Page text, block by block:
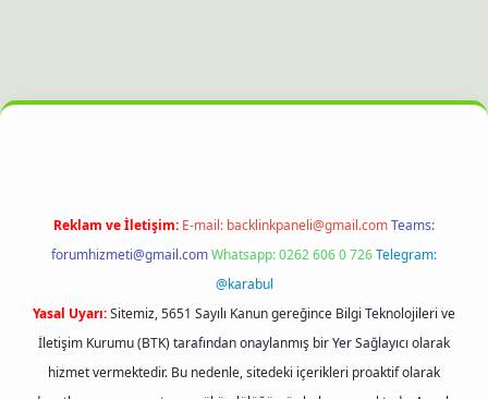
hiltonbet güncel giriş
Reklam ve İletişim: E-mail: backlinkpaneli@gmail.comTeams:
forumhizmeti@gmail.comWhatsapp: 0262 606 0 726Telegram:
@karabul
Yasal Uyarı:Sitemiz, 5651 Sayılı Kanun gereğince Bilgi Teknolojileri ve
İletişim Kurumu (BTK) tarafından onaylanmış bir Yer Sağlayıcı olarak
hizmet vermektedir. Bu nedenle, sitedeki içerikleri proaktif olarak